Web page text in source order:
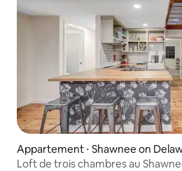
Appartement ⋅ Shawnee on
Loft de trois chambres au